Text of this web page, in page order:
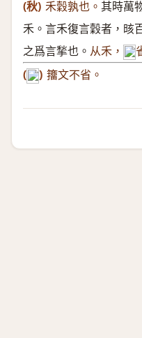
(秋) 禾穀孰也。 其時萬
禾。言禾復言穀者，晐
之爲言揫也。 从禾， 𪚰
(𥤚 ) 籒文不省。